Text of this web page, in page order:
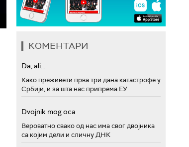
КОМЕНТАРИ
Da, ali...
Како преживети прва три дана катастрофе у
Србији, и за шта нас припрема ЕУ
Dvojnik mog oca
Вероватно свако од нас има свог двојника
са којим дели и сличну ДНК